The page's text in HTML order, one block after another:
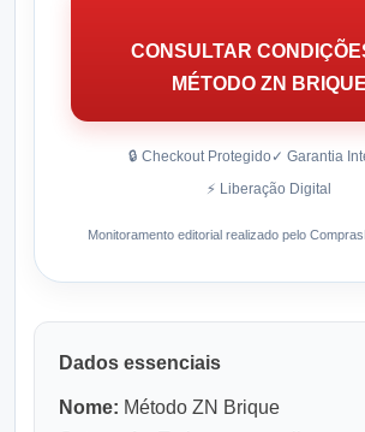
CONSULTAR
MÉTODO ZN BRIQUE
🔒 Checkout Protegido ✓ Garantia
⚡ Liberação Digital
Monitoramento editorial realizado pelo
Dados essenciais
Nome: Método ZN Brique